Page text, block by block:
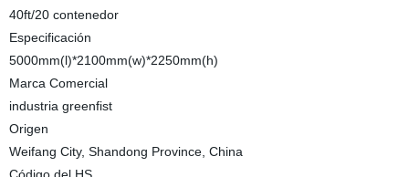
40ft/20 contenedor
Especificación
5000mm(l)*2100mm(w)*2250mm(h)
Marca Comercial
industria greenfist
Origen
Weifang City, Shandong Province, China